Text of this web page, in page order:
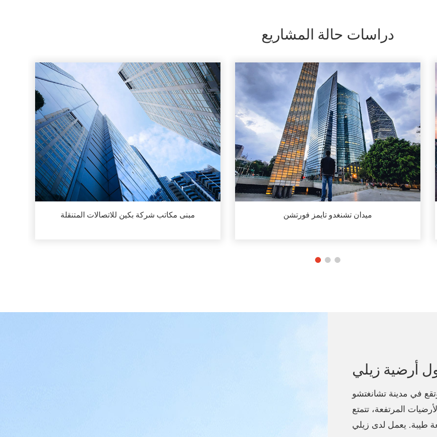
دراسات حالة المشاريع
أرضية مرتفعة مضادة للكهرباء الساكنة بتشطيب
HPL
600*600*35 مم
الكمية: 6800 متر مربع
مدة الإنشاء: 2019
مبنى مكاتب شركة بكين للاتصالات المتنقلة ميدان تشنغدو تايمز فورتشن
أرضية زيلي
زيلي للأرضيات عام ١٩٩٤، وتقع في مدينة تشانغتشو
المرتفعة، تتمتع
وسمعة طيبة. يعمل لدى زيلي